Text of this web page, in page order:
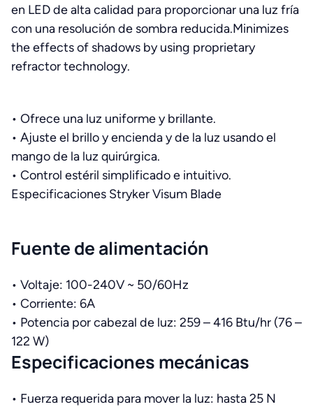
en LED de alta calidad para proporcionar una luz fría
con una resolución de sombra reducida.Minimizes
the effects of shadows by using proprietary
refractor technology.
• Ofrece una luz uniforme y brillante.
• Ajuste el brillo y encienda y de la luz usando el
mango de la luz quirúrgica.
• Control estéril simplificado e intuitivo.
Especificaciones Stryker Visum Blade
Fuente de alimentación
• Voltaje: 100-240V ~ 50/60Hz
• Corriente: 6A
• Potencia por cabezal de luz: 259 – 416 Btu/hr (76 –
122 W)
Especificaciones mecánicas
• Fuerza requerida para mover la luz: hasta 25 N